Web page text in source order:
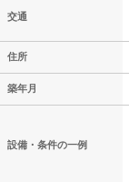
交通
住所
築年月
設備・条件の一例